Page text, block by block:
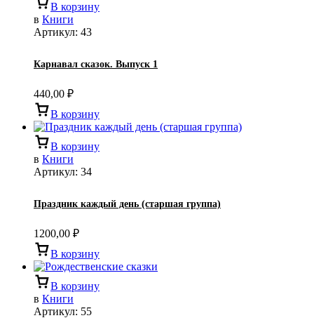
В корзину
в Книги
Артикул: 43
Карнавал сказок. Выпуск 1
440,00 ₽
В корзину
В корзину
в Книги
Артикул: 34
Праздник каждый день (старшая группа)
1200,00 ₽
В корзину
В корзину
в Книги
Артикул: 55